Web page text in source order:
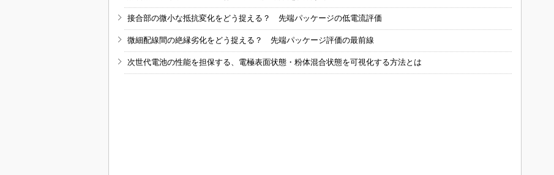
接合部の微小な抵抗変化をどう捉える？ 先端パッケージの低電流評価
微細配線間の絶縁劣化をどう捉える？ 先端パッケージ評価の最前線
次世代電池の性能を担保する、電極表面状態・粉体混合状態を可視化する方法とは